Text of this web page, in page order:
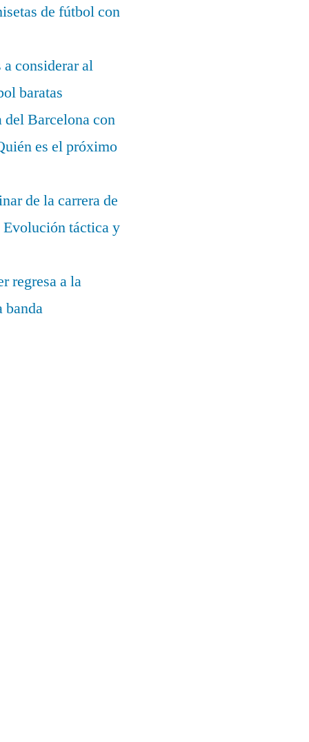
de fútbol con
considerar al
baratas
Barcelona con
es el próximo
de la carrera de
táctica y
regresa a la
banda